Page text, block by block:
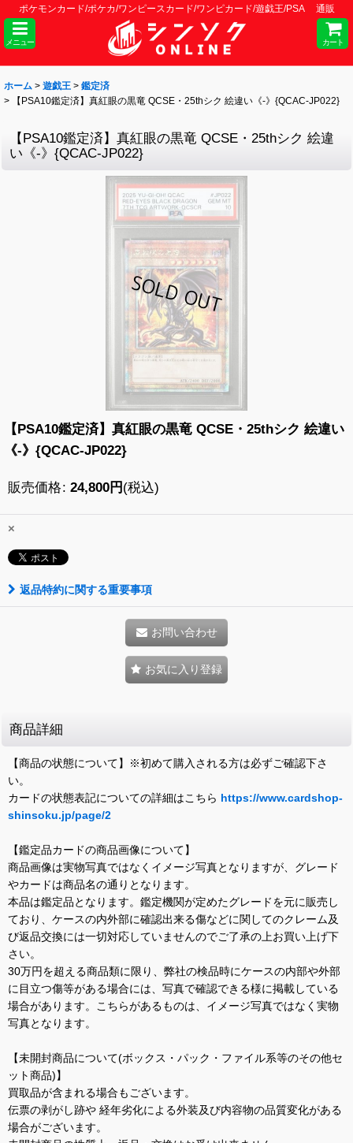
ポケモンカード/ポケカ/ワンピースカード/ワンピカード/遊戯王/PSA 通販
メニュー カート
ホーム > 遊戯王 > 鑑定済
>
【PSA10鑑定済】真紅眼の黒竜 QCSE・25thシク 絵違い《-》{QCAC-JP022}
【PSA10鑑定済】真紅眼の黒竜 QCSE・25thシク 絵違
い《-》{QCAC-JP022}
【PSA10鑑定済】真紅眼の黒竜 QCSE・25thシク 絵違い
《-》{QCAC-JP022}
販売価格: 24,800円 (税込)
×
返品特約に関する重要事項
お問い合わせ
お気に入り登録
商品詳細
【商品の状態について】※初めて購入される方は必ずご確認下さ
い。
カードの状態表記についての詳細はこちら https://www.cardshop-
shinsoku.jp/page/2
【鑑定品カードの商品画像について】
商品画像は実物写真ではなくイメージ写真となりますが、グレード
やカードは商品名の通りとなります。
本品は鑑定品となります。鑑定機関が定めたグレードを元に販売し
ており、ケースの内外部に確認出来る傷などに関してのクレーム及
び返品交換には一切対応していませんのでご了承の上お買い上げ下
さい。
30万円を超える商品類に限り、弊社の検品時にケースの内部や外部
に目立つ傷等がある場合には、写真で確認できる様に掲載している
場合があります。こちらがあるものは、イメージ写真ではなく実物
写真となります。
【未開封商品について(ボックス・パック・ファイル系等のその他セ
ット商品)】
買取品が含まれる場合もございます。
伝票の剥がし跡や 経年劣化による外装及び内容物の品質変化がある
場合がございます。